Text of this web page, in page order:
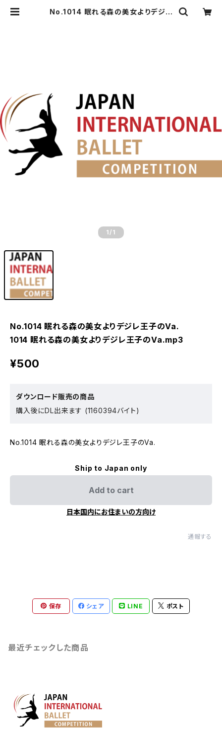
No.1014 眠れる森の美女よりデジレ
1 /1
No.1014 眠れる森の美女よりデジレ王子のVa.
1014 眠れる森の美女よりデジレ王子のVa.mp3
¥500
ダウンロード販売の商品
購入後にDL出来ます (1160394バイト)
No.1014 眠れる森の美女よりデジレ王子のVa.
Ship to Japan only
Add to cart
日本国内にお住まいの方向け
通報する
保存 シェア LINE ポスト
最近チェックした商品